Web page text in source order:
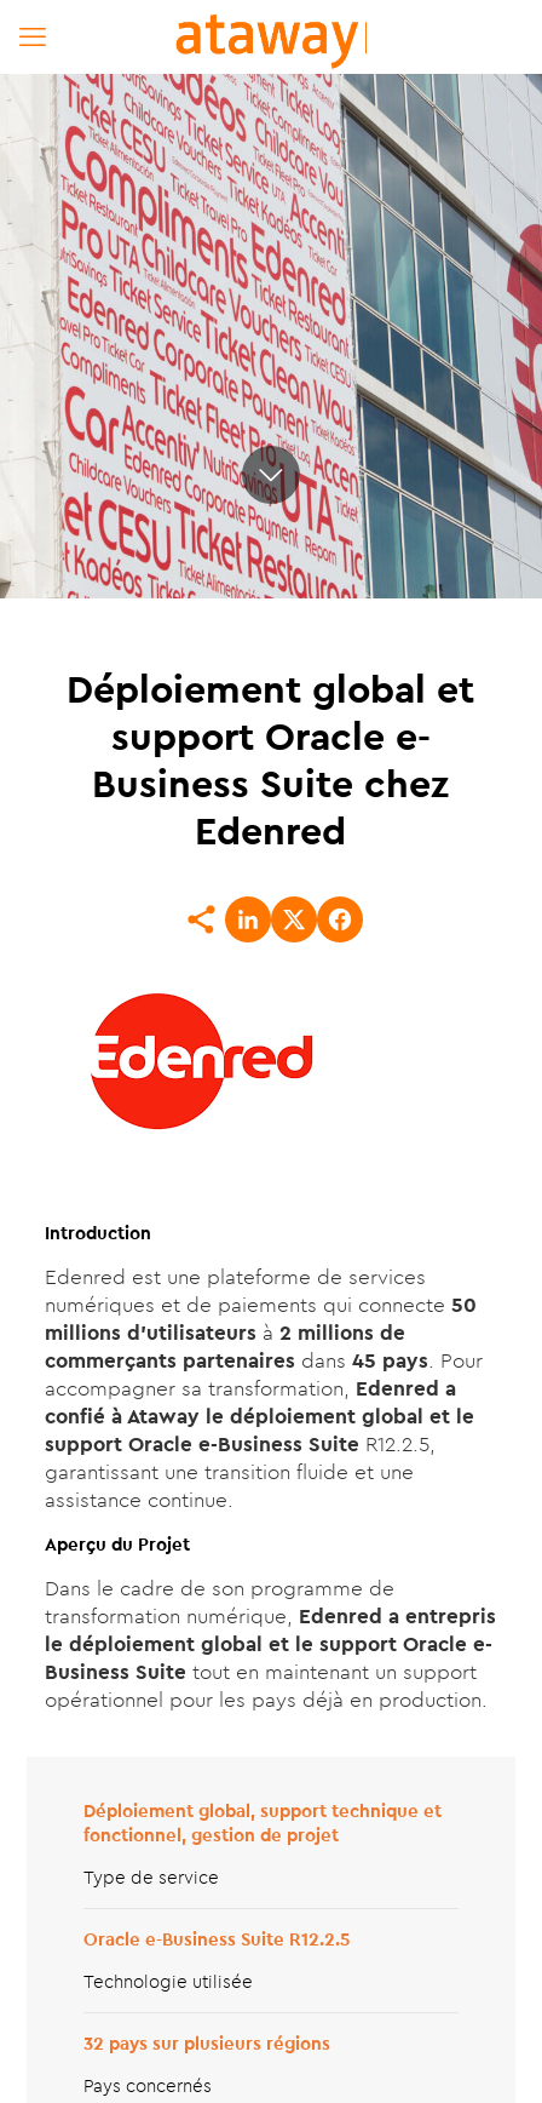
Déploiement global et
support Oracle e-
Business Suite chez
Edenred
Introduction
Edenred est une plateforme de services
numériques et de paiements qui connecte 50
millions d’utilisateurs à 2 millions de
commerçants partenaires dans 45 pays. Pour
accompagner sa transformation, Edenred a
confié à Ataway le déploiement global et le
support Oracle e-Business Suite R12.2.5,
garantissant une transition fluide et une
assistance continue.
Aperçu du Projet
Dans le cadre de son programme de
transformation numérique, Edenred a entrepris
le déploiement global et le support Oracle e-
Business Suite tout en maintenant un support
opérationnel pour les pays déjà en production.
Déploiement global, support technique et
fonctionnel, gestion de projet
Type de service
Oracle e-Business Suite R12.2.5
Technologie utilisée
32 pays sur plusieurs régions
Pays concernés